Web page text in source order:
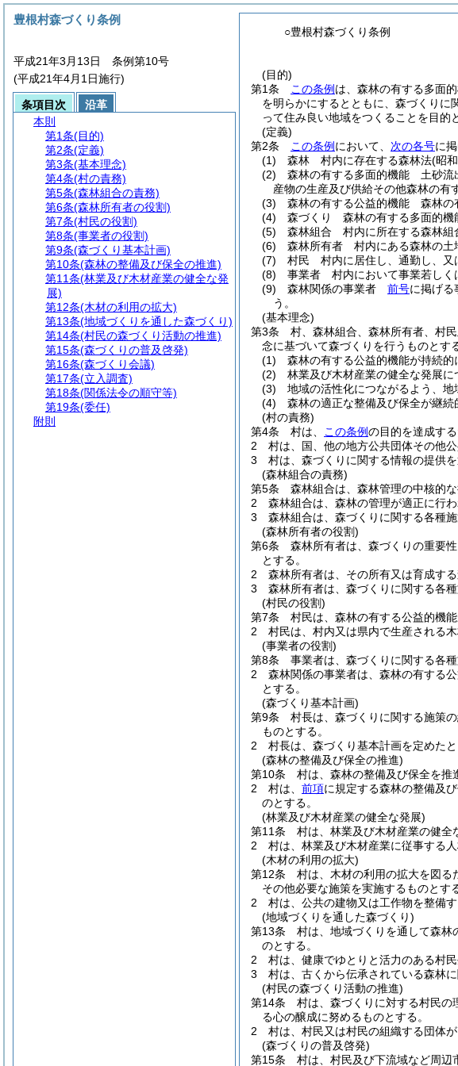
○豊根村森づくり条例
(目的)
第1条
この条例 は、森林の有する多面
を明らかにするとともに、森づくりに
って住み良い地域をつくることを目的
(定義)
第2条
この条例 において、 次の各号に
(1)
森林 村内に存在する森林法(昭
(2)
森林の有する多面的機能 土砂流
産物の生産及び供給その他森林の有
(3)
森林の有する公益的機能 森林の
(4)
森づくり 森林の有する多面的機
(5)
森林組合 村内に所在する森林組
(6)
森林所有者 村内にある森林の土
(7)
村民 村内に居住し、通勤し、又
(8)
事業者 村内において事業若しく
(9)
森林関係の事業者 前号に掲げる
う。
(基本理念)
第3条
村、森林組合、森林所有者、村民
念に基づいて森づくりを行うものとする
(1)
森林の有する公益的機能が持続的
(2)
林業及び木材産業の健全な発展に
(3)
地域の活性化につながるよう、地
(4)
森林の適正な整備及び保全が継続
(村の責務)
第4条
村は、 この条例の目的を達成す
2
村は、国、他の地方公共団体その他
3
村は、森づくりに関する情報の提供
(森林組合の責務)
第5条
森林組合は、森林管理の中核的
2
森林組合は、森林の管理が適正に行
3
森林組合は、森づくりに関する各種
(森林所有者の役割)
第6条
森林所有者は、森づくりの重要
とする。
2
森林所有者は、その所有又は育成す
3
森林所有者は、森づくりに関する各
(村民の役割)
第7条
村民は、森林の有する公益的機
2
村民は、村内又は県内で生産される
(事業者の役割)
第8条
事業者は、森づくりに関する各
2
森林関係の事業者は、森林の有する
とする。
(森づくり基本計画)
第9条
村長は、森づくりに関する施策
ものとする。
2
村長は、森づくり基本計画を定めた
(森林の整備及び保全の推進)
第10条
村は、森林の整備及び保全を推
2
村は、 前項に規定する森林の整備及
のとする。
(林業及び木材産業の健全な発展)
第11条
村は、林業及び木材産業の健全
2
村は、林業及び木材産業に従事する
(木材の利用の拡大)
第12条
村は、木材の利用の拡大を図る
その他必要な施策を実施するものとす
2
村は、公共の建物又は工作物を整備
(地域づくりを通した森づくり)
第13条
村は、地域づくりを通して森林
のとする。
2
村は、健康でゆとりと活力のある村
3
村は、古くから伝承されている森林
(村民の森づくり活動の推進)
第14条
村は、森づくりに対する村民の
る心の醸成に努めるものとする。
2
村は、村民又は村民の組織する団体
(森づくりの普及啓発)
第15条
村は、村民及び下流域など周辺
豊根村森づくり条例
平成21年3月13日 条例第10号
(平成21年4月1日施行)
条項目次
沿革
本則
第1条(目的)
第2条(定義)
第3条(基本理念)
第4条(村の責務)
第5条(森林組合の責務)
第6条(森林所有者の役割)
第7条(村民の役割)
第8条(事業者の役割)
第9条(森づくり基本計画)
第10条(森林の整備及び保全の推進)
第11条(林業及び木材産業の健全な発
展)
第12条(木材の利用の拡大)
第13条(地域づくりを通した森づくり)
第14条(村民の森づくり活動の推進)
第15条(森づくりの普及啓発)
第16条(森づくり会議)
第17条(立入調査)
第18条(関係法令の順守等)
第19条(委任)
附則